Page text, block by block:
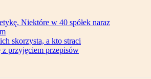
Niektóre w 40 spółek naraz
skorzysta, a kto straci
z przyjęciem przepisów